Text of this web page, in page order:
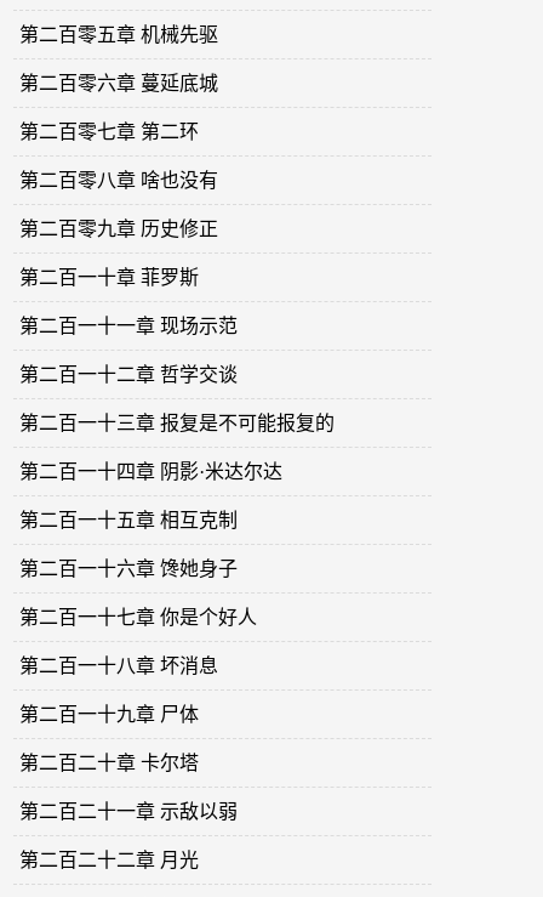
第二百零五章 机械先驱
第二百零六章 蔓延底城
第二百零七章 第二环
第二百零八章 啥也没有
第二百零九章 历史修正
第二百一十章 菲罗斯
第二百一十一章 现场示范
第二百一十二章 哲学交谈
第二百一十三章 报复是不可能报复的
第二百一十四章 阴影·米达尔达
第二百一十五章 相互克制
第二百一十六章 馋她身子
第二百一十七章 你是个好人
第二百一十八章 坏消息
第二百一十九章 尸体
第二百二十章 卡尔塔
第二百二十一章 示敌以弱
第二百二十二章 月光